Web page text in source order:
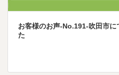
お客様のお声-No.191-吹田市
た